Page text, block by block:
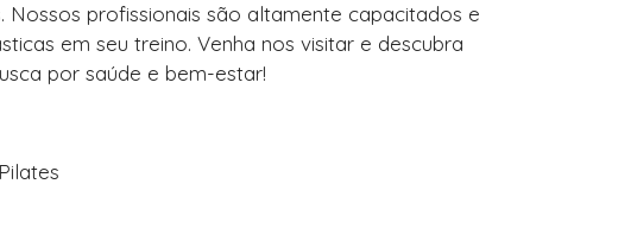
profissionais são altamente capacitados e
em seu treino. Venha nos visitar e descubra
por saúde e bem-estar!